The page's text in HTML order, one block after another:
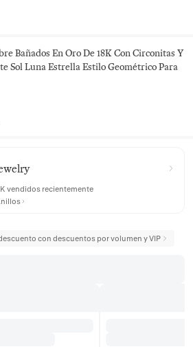
Bañados En Oro De 18K Con Circonitas Y
Sol Luna Estrella Estilo Geométrico Para
vendidos recientemente
con descuentos por volumen y VIP